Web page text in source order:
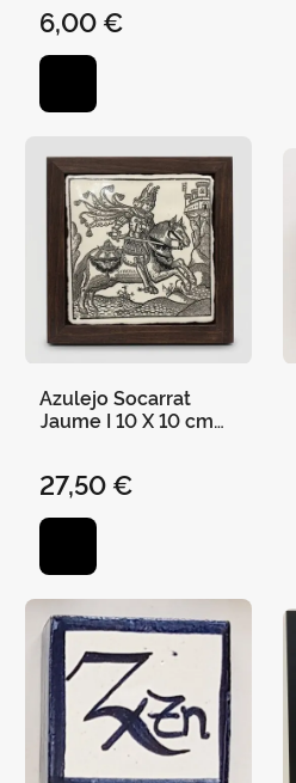
6,00 €
Azulejo Socarrat
Jaume I 10 X 10 cm
27,50 €